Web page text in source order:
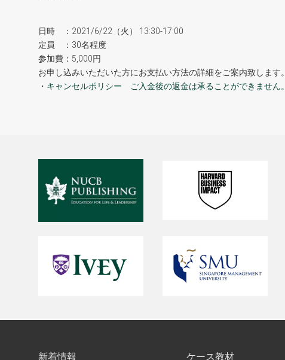
日時 ：2021/6/22（火） 13:30-17:00
定員 ：30名程度
参加費：5,000円
お申し込みいただいた方にお支払い方法の詳細をご案内致します。
・ キャンセルポリシー ご入金後の返金は承ることができません。
新着情報 ケース教材